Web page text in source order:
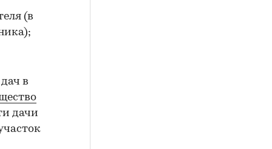
(в
в
дачи